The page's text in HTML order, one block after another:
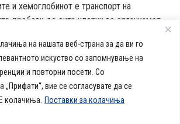
на нашата веб-страна за да ви го
искуство со запомнување на
и повторни посети. Со
„Прифати“, вие се согласувате да се
колачиња. Поставки за колачиња
и хемоглобинот е транспорт на
дробови до сите клетки во организмот.
снабдување на клетките со кислород […]
Daily Dose Of Health -